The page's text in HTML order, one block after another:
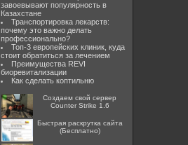
завоевывают популярность в
Казахстане
Транспортировка лекарств:
почему это важно делать
профессионально?
Топ-3 европейских клиник, куда
стоит обратиться за лечением
Преимущества REVI
биоревитализации
Как сделать коптильню
Создаем свой сервер
Counter Strike 1.6
Быстрая раскрутка сайта
(Бесплатно)